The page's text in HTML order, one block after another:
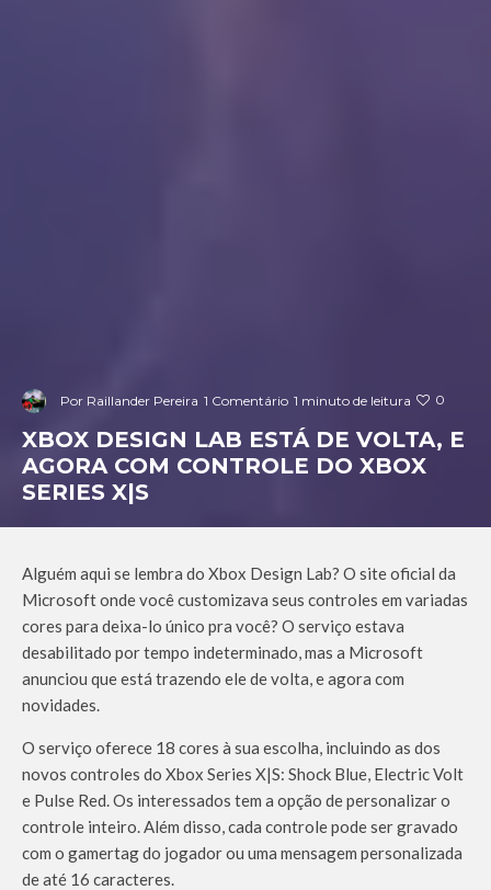
Por Raillander Pereira 1 Comentário 1 minuto de leitura 0
XBOX DESIGN LAB ESTÁ DE VOLTA, E
AGORA COM CONTROLE DO XBOX
SERIES X|S
Alguém aqui se lembra do Xbox Design Lab? O site oficial da
Microsoft onde você customizava seus controles em variadas
cores para deixa-lo único pra você? O serviço estava
desabilitado por tempo indeterminado, mas a Microsoft
anunciou que está trazendo ele de volta, e agora com
novidades.
O serviço oferece 18 cores à sua escolha, incluindo as dos
novos controles do Xbox Series X|S: Shock Blue, Electric Volt
e Pulse Red. Os interessados tem a opção de personalizar o
controle inteiro. Além disso, cada controle pode ser gravado
com o gamertag do jogador ou uma mensagem personalizada
de até 16 caracteres.